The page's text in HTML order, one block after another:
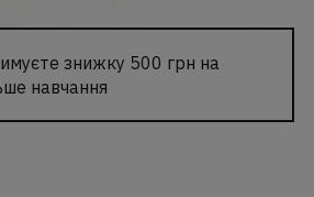
знижку 500 грн на
навчання